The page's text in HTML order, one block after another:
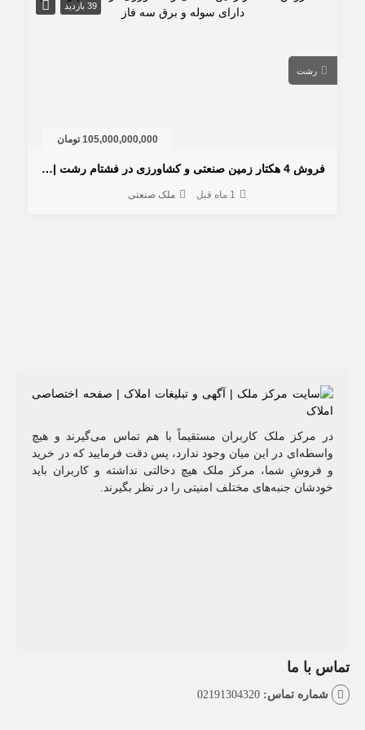
39 بازدید
105,000,000,000 تومان
فروش 4 هکتار زمین صنعتی و کشاورزی در فشتام رشت | دارای سوله و برق سه فاز
ملک صنعتی
مرکز ملک کاربران مستقیماً با هم تماس می‌گیرند و هیچ
در این میان وجود ندارد، پس دقت فرمایید که در خرید
شما، مرکز ملک هیچ دخالتی نداشته و کاربران باید
جنبه‌های مختلف امنیتی را در نظر بگیرند.
ما
تماس: 02191304320